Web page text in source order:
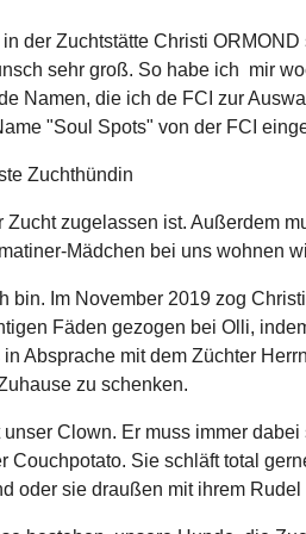
der Zuchtstätte Christi
sehr groß. So habe ich mir
Namen, die ich de FCI zur
"Soul Spots" von der FCI
Zuchthündin
zugelassen ist. Außerdem
Mädchen bei uns wohnen
Im November 2019 zog
Fäden gezogen bei Olli,
Absprache mit dem Züchter
zu schenken.
Clown. Er muss immer
Sie schläft total
oder sie draußen mit ihrem